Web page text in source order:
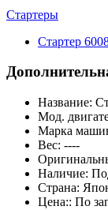
Стартеры
Стартер
Название:
Мод.
Марка
Вес: ----
Наличие:
Страна:
Цена:: По